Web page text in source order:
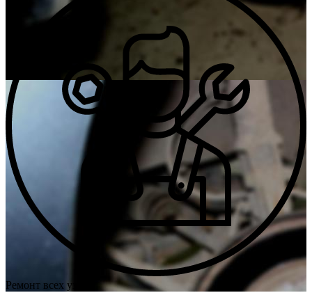
Ремонт всех узлов